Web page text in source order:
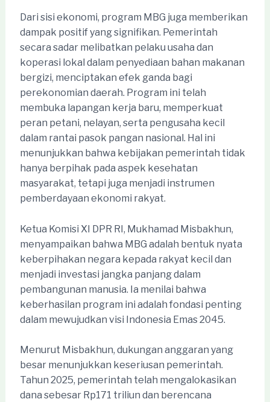
Dari sisi ekonomi, program MBG juga memberikan
dampak positif yang signifikan. Pemerintah
secara sadar melibatkan pelaku usaha dan
koperasi lokal dalam penyediaan bahan makanan
bergizi, menciptakan efek ganda bagi
perekonomian daerah. Program ini telah
membuka lapangan kerja baru, memperkuat
peran petani, nelayan, serta pengusaha kecil
dalam rantai pasok pangan nasional. Hal ini
menunjukkan bahwa kebijakan pemerintah tidak
hanya berpihak pada aspek kesehatan
masyarakat, tetapi juga menjadi instrumen
pemberdayaan ekonomi rakyat.
Ketua Komisi XI DPR RI, Mukhamad Misbakhun,
menyampaikan bahwa MBG adalah bentuk nyata
keberpihakan negara kepada rakyat kecil dan
menjadi investasi jangka panjang dalam
pembangunan manusia. Ia menilai bahwa
keberhasilan program ini adalah fondasi penting
dalam mewujudkan visi Indonesia Emas 2045.
Menurut Misbakhun, dukungan anggaran yang
besar menunjukkan keseriusan pemerintah.
Tahun 2025, pemerintah telah mengalokasikan
dana sebesar Rp171 triliun dan berencana